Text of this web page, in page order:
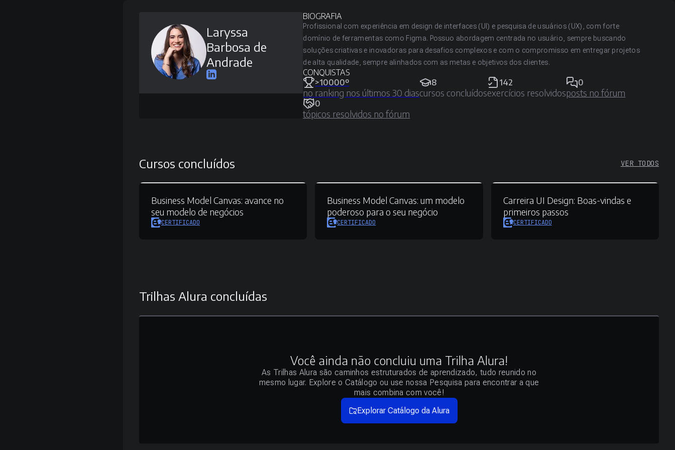
Laryssa
Barbosa de
Andrade
BIOGRAFIA
Profissional com experiência em design de interfaces (UI) e pesquisa de usuários (UX), com forte
domínio de ferramentas como Figma. Possuo abordagem centrada no usuário, sempre buscando
soluções criativas e inovadoras para desafios complexos e com o compromisso em entregar projetos
de alta qualidade, sempre alinhados com as metas e objetivos dos clientes.
CONQUISTAS
>10000º
no ranking nos últimos 30 dias
8
cursos concluídos
142
exercícios resolvidos
0
posts no fórum
0
tópicos resolvidos no fórum
Cursos concluídos VER TODOS
Business Model Canvas: avance no
seu modelo de negócios
CERTIFICADO
Business Model Canvas: um modelo
poderoso para o seu negócio
CERTIFICADO
Carreira UI Design: Boas-vindas e
primeiros passos
CERTIFICADO
Trilhas Alura concluídas
Você ainda não concluiu uma Trilha Alura!
As Trilhas Alura são caminhos estruturados de aprendizado, tudo reunido no
mesmo lugar. Explore o Catálogo ou use nossa Pesquisa para encontrar a que
mais combina com você!
Explorar Catálogo da Alura